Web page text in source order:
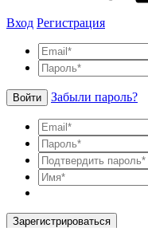
Вход Регистрация
Войти Забыли пароль?
Зарегистрироваться